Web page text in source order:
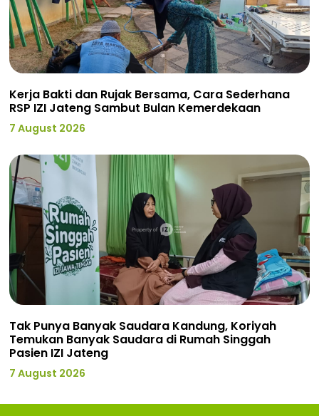
Kerja Bakti dan Rujak Bersama, Cara Sederhana
RSP IZI Jateng Sambut Bulan Kemerdekaan
7 August 2026
Tak Punya Banyak Saudara Kandung, Koriyah
Temukan Banyak Saudara di Rumah Singgah
Pasien IZI Jateng
7 August 2026